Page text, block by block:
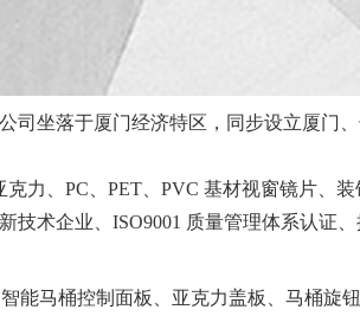
司坐落于厦门经济特区，同步设立厦门
克力、PC、PET、PVC 基材视窗镜片、
技术企业、 ISO9001 质量管理体系认证
智能马桶控制面板、亚克力盖板、马桶旋